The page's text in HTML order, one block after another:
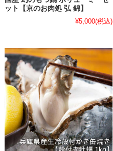
ット【京のお肉処 弘 錦】
¥5,000(税込)